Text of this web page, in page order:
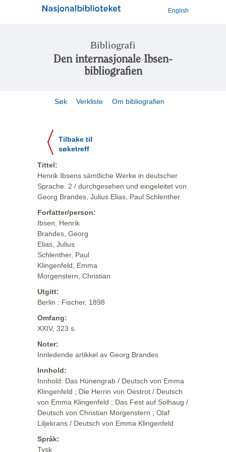
English
Bibliografi
Den internasjonale Ibsen-
bibliografien
Søk Verkliste Om bibliografien
Tilbake til
søketreff
Tittel:
Henrik Ibsens sämtliche Werke in deutscher
Sprache. 2 / durchgesehen und eingeleitet von
Georg Brandes, Julius Elias, Paul Schlenther
Forfatter/person:
Ibsen, Henrik
Brandes, Georg
Elias, Julius
Schlenther, Paul
Klingenfeld, Emma
Morgenstern, Christian
Utgitt:
Berlin : Fischer, 1898
Omfang:
XXIV, 323 s.
Noter:
Innledende artikkel av Georg Brandes
Innhold:
Innhold: Das Hünengrab / Deutsch von Emma
Klingenfeld ; Die Herrin von Oestrot / Deutsch
von Emma Klingenfeld ; Das Fest auf Solhaug /
Deutsch von Christian Morgenstern ; Olaf
Liljekrans / Deutsch von Emma Klingenfeld
Språk:
Tysk